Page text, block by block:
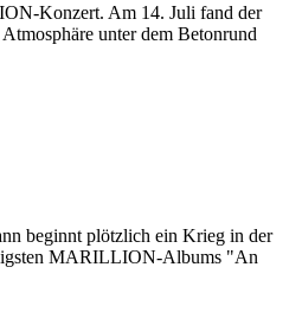
Konzert. Am 14. Juli fand der
unter dem Betonrund
beginnt plötzlich ein Krieg in der
MARILLION-Albums "An